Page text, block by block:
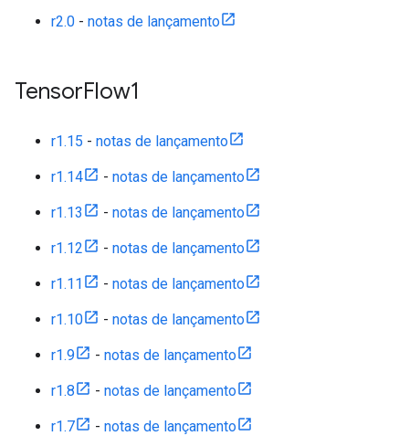
r2.0 - notas de lançamento
TensorFlow1
r1.15 - notas de lançamento
r1.14 - notas de lançamento
r1.13 - notas de lançamento
r1.12 - notas de lançamento
r1.11 - notas de lançamento
r1.10 - notas de lançamento
r1.9 - notas de lançamento
r1.8 - notas de lançamento
r1.7 - notas de lançamento